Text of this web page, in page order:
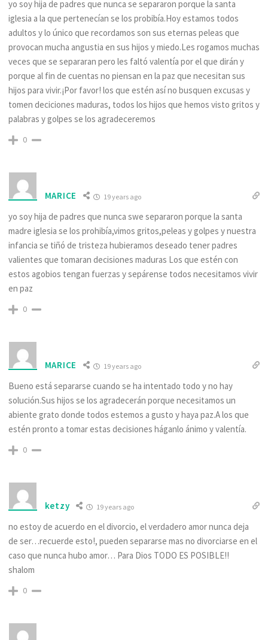
yo soy hija de padres que nunca se separaron porque la santa
iglesia a la que pertenecían se los probibía.Hoy estamos todos
adultos y lo único que recordamos son sus eternas peleas que
provocan mucha angustia en sus hijos y miedo.Les rogamos muchas
veces que se separaran pero les faltó valentía por el que dirán y
porque al fin de cuentas no piensan en la paz que necesitan sus
hijos para vivir.¡Por favor! los que estén así no busquen excusas y
tomen deciciones maduras, todos los hijos que hemos visto gritos y
palabras y golpes se los agradeceremos
0
MARICE 19 years ago
yo soy hija de padres que nunca swe separaron porque la santa
madre iglesia se los prohibía,vimos gritos,peleas y golpes y nuestra
infancia se tiñó de tristeza hubieramos deseado tener padres
valientes que tomaran decisiones maduras Los que estén con
estos agobios tengan fuerzas y sepárense todos necesitamos vivir
en paz
0
MARICE 19 years ago
Bueno está separarse cuando se ha intentado todo y no hay
solución.Sus hijos se los agradecerán porque necesitamos un
abiente grato donde todos estemos a gusto y haya paz.A los que
estén pronto a tomar estas decisiones háganlo ánimo y valentía.
0
ketzy 19 years ago
no estoy de acuerdo en el divorcio, el verdadero amor nunca deja
de ser…recuerde esto!, pueden separarse mas no divorciarse en el
caso que nunca hubo amor… Para Dios TODO ES POSIBLE!!
shalom
0